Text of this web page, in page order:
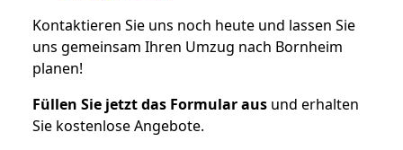
Kontaktieren Sie uns noch heute und lassen Sie
uns gemeinsam Ihren Umzug nach Bornheim
planen!
Füllen Sie jetzt das Formular aus und erhalten
Sie kostenlose Angebote.